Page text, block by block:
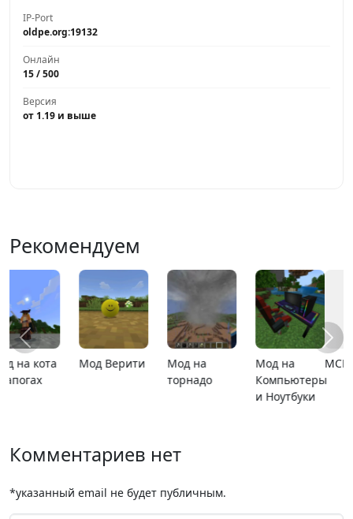
IP-Port
oldpe.org:19132
Онлайн
15 / 500
Версия
от 1.19 и выше
Рекомендуем
MCPE 26.13 MCPE 26.1
Карта
расширяющийся
Карта ада
Комментариев нет
*указанный email не будет публичным.